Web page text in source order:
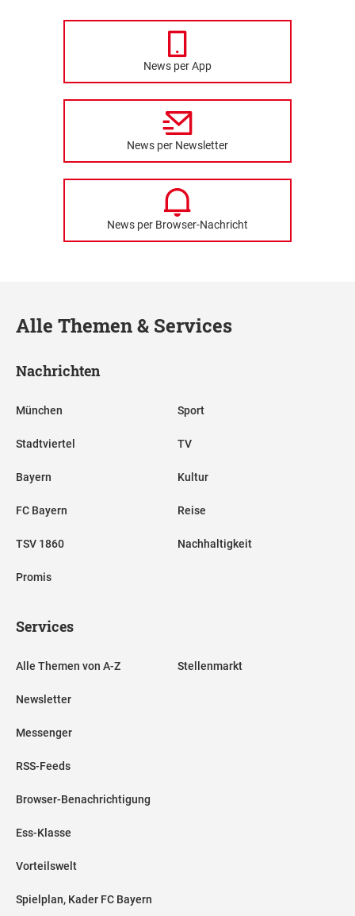
News per App
News per Newsletter
News per Browser-Nachricht
Alle Themen & Services
Nachrichten
München
Stadtviertel
Bayern
FC Bayern
TSV 1860
Promis
Sport
TV
Kultur
Reise
Nachhaltigkeit
Services
Alle Themen von A-Z
Newsletter
Messenger
RSS-Feeds
Browser-Benachrichtigung
Ess-Klasse
Vorteilswelt
Spielplan, Kader FC Bayern
Stellenmarkt